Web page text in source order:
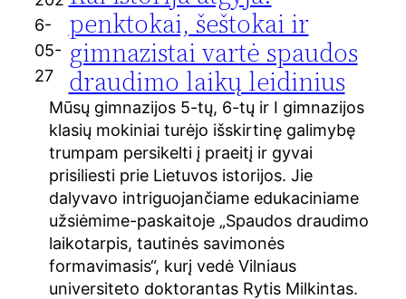
6-
05-
27
penktokai, šeštokai ir
gimnazistai vartė spaudos
draudimo laikų leidinius
Mūsų gimnazijos 5-tų, 6-tų ir I gimnazijos
klasių mokiniai turėjo išskirtinę galimybę
trumpam persikelti į praeitį ir gyvai
prisiliesti prie Lietuvos istorijos. Jie
dalyvavo intriguojančiame edukaciniame
užsiėmime-paskaitoje „Spaudos draudimo
laikotarpis, tautinės savimonės
formavimasis“, kurį vedė Vilniaus
universiteto doktorantas Rytis Milkintas.